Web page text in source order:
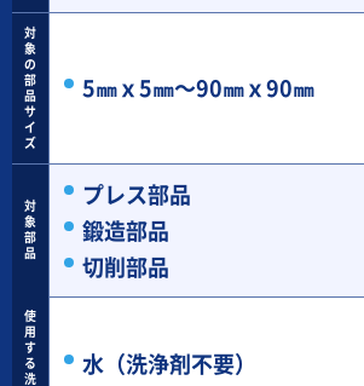
対
象
の
部
品
サ
イ
ズ
5㎜ｘ5㎜～90㎜ｘ90㎜
対
象
部
品
プレス部品
鍛造部品
切削部品
使
用
す
る
洗
水（洗浄剤不要）